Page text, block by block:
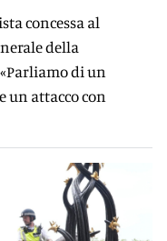
concessa al
della
di un
un attacco con